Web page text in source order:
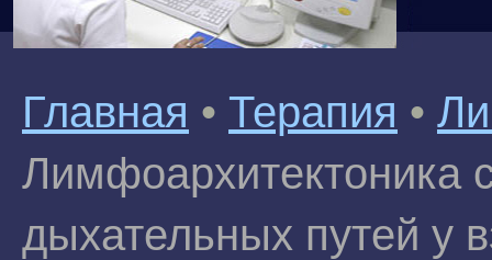
Главная • Терапия •
Лимфоархитектоника
дыхательных путей у